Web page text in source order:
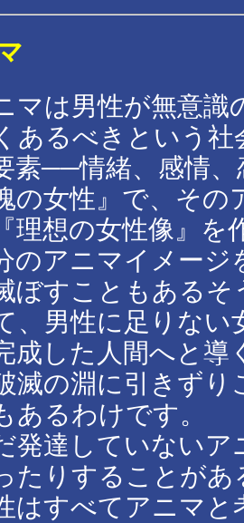
は男性が無意識
あるべきという
素──情緒、感情
の女性』で、その
理想の女性像』を
アニマイメージ
ぼすこともある
、男性に足りない
成した人間へと導
滅の淵に引きず
あるわけです。
達していないア
たりすることがあ
はすべてアニマ